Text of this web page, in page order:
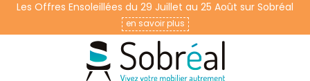
Les Offres Ensoleillées du 29 Juillet au 25 Août sur Sobréal
en savoir plus